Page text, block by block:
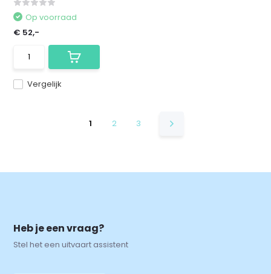
Vergelijk
Op voorraad
€ 52,-
1 2 3
Heb je een vraag?
Stel het een uitvaart assistent